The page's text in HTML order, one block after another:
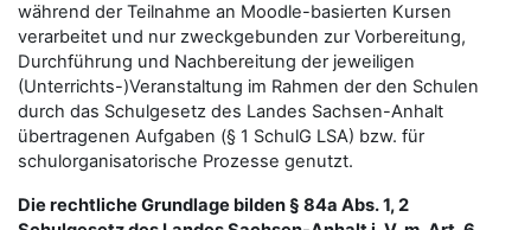
während der Teilnahme an Moodle-basierten Kursen
verarbeitet und nur zweckgebunden zur Vorbereitung,
Durchführung und Nachbereitung der jeweiligen
(Unterrichts-)Veranstaltung im Rahmen der den Schulen
durch das Schulgesetz des Landes Sachsen-Anhalt
übertragenen Aufgaben (§ 1 SchulG LSA) bzw. für
schulorganisatorische Prozesse genutzt.
Die rechtliche Grundlage bilden § 84a Abs. 1, 2